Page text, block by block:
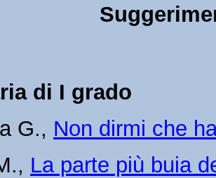
di I grado
G., Non dirmi che
La parte più buia